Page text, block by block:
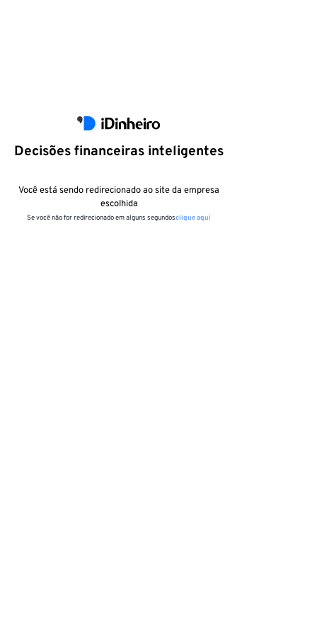
Decisões financeiras inteligentes
Você está sendo redirecionado ao site da empresa
escolhida
Se você não for redirecionado em alguns segundosclique aqui